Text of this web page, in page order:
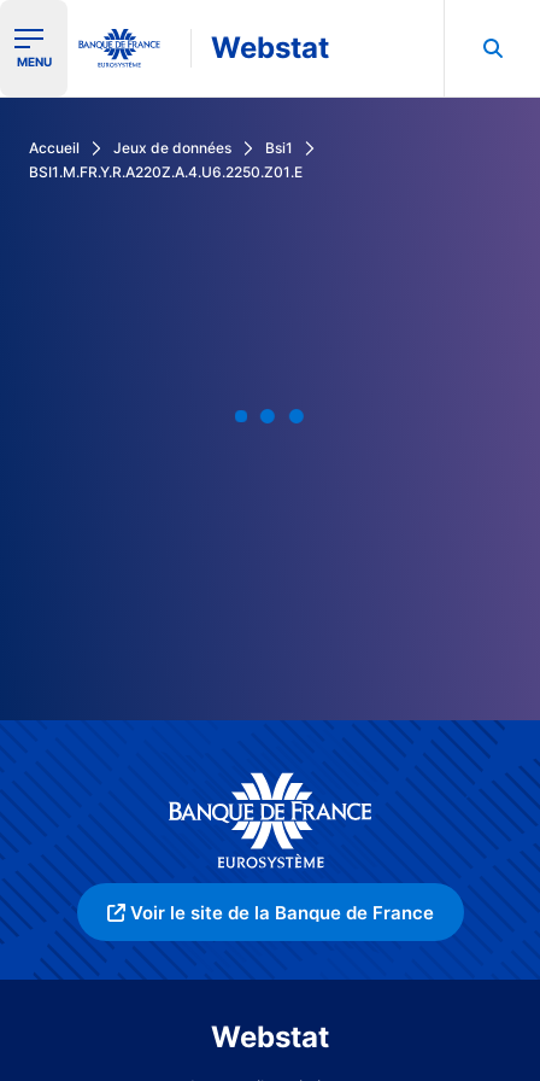
Ouvrir le menu de navigation
MENU Webstat
Accueil Jeux de données
Bsi1
BSI1.M.FR.Y.R.A220Z.A.4.U6.2250.Z01.E
Voir le site de la Banque de France
Webstat